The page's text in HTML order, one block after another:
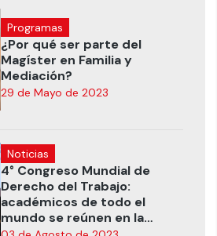
Programas
¿Por qué ser parte del
Magíster en Familia y
Mediación?
29 de Mayo de 2023
Noticias
4° Congreso Mundial de
Derecho del Trabajo:
académicos de todo el
mundo se reúnen en la